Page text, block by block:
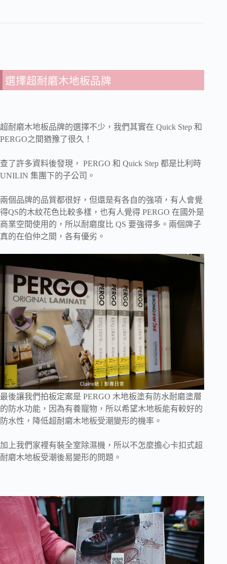
選擇超耐磨木地板品牌
超耐磨木地板品牌的選擇不少，我們其實在 Quick Step 和
PERGO之間猶豫了很久！
查了許多資料後發現， PERGO 和 Quick Step 都是比利時
UNILIN 集團下的子公司。
兩個品牌的品質都很好，但還是有各自的強項，有人會覺
得QS的木紋花色比較多樣，也有人覺得 PERGO 在國外是
商業空間使用的，所以耐磨度比 QS 要強得多。兩個牌子
真的在伯仲之間，各有優劣。
最後讓我們拍板定案是 PERGO 木地板塗有防水耐磨塗層
的防水功能，因為有養寵物，所以希望木地板能有較好的
防水性，降低超耐磨木地板受潮變形的機率。
加上我們家裡有裝全室除濕機，所以不怎麼擔心卡扣式超
耐磨木地板受潮後易變形的問題。